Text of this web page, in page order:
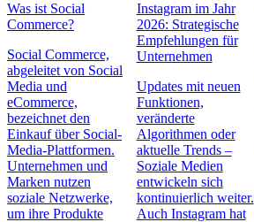
Was ist Social
Commerce?
Social Commerce,
abgeleitet von Social
Media und
eCommerce,
bezeichnet den
Einkauf über Social-
Media-Plattformen.
Unternehmen und
Marken nutzen
soziale Netzwerke,
um ihre Produkte
Instagram im Jahr
2026: Strategische
Empfehlungen für
Unternehmen
Updates mit neuen
Funktionen,
veränderte
Algorithmen oder
aktuelle Trends –
Soziale Medien
entwickeln sich
kontinuierlich weiter.
Auch Instagram hat